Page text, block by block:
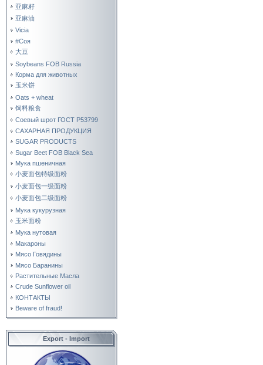
亚麻籽
亚麻油
Vicia
#Соя
大豆
Soybeans FOB Russia
Корма для животных
玉米饼
Oats + wheat
饲料粮食
Соевый шрот ГОСТ Р53799
САХАРНАЯ ПРОДУКЦИЯ
SUGAR PRODUCTS
Sugar Beet FOB Black Sea
Мука пшеничная
小麦面包特级面粉
小麦面包一级面粉
小麦面包二级面粉
Мука кукурузная
玉米面粉
Мука нутовая
Макароны
Мясо Говядины
Мясо Баранины
Растительные Масла
Crude Sunflower oil
КОНТАКТЫ
Beware of fraud!
Export - Import